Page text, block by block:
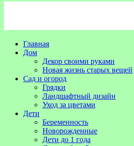
Главная
Дом
Декор своими руками
Новая жизнь старых вещей
Сад и огород
Грядки
Ландшафтный дизайн
Уход за цветами
Дети
Беременность
Новорожденные
Дети до 1 года